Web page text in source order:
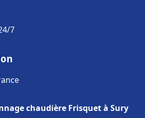
7
chaudière Frisquet à Sury